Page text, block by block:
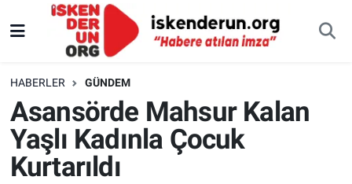
HABERLER GÜNDEM
Asansörde Mahsur Kalan
Yaşlı Kadınla Çocuk
Kurtarıldı